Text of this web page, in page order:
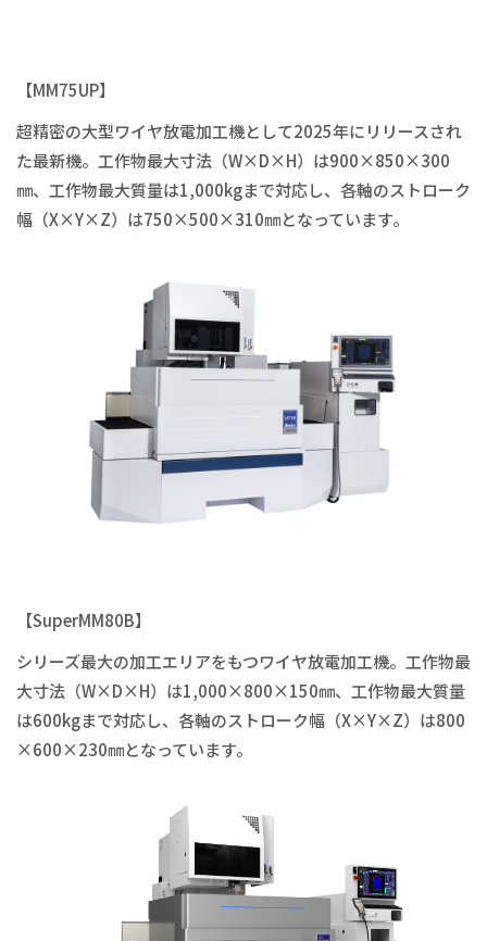
【MM75UP】
超精密の大型ワイヤ放電加工機として2025年にリリースされ
た最新機。工作物最大寸法（W×D×H）は900×850×300
㎜、工作物最大質量は1,000kgまで対応し、各軸のストローク
幅（X×Y×Z）は750×500×310㎜となっています。
【SuperMM80B】
シリーズ最大の加工エリアをもつワイヤ放電加工機。工作物最
大寸法（W×D×H）は1,000×800×150㎜、工作物最大質量
は600kgまで対応し、各軸のストローク幅（X×Y×Z）は800
×600×230㎜となっています。